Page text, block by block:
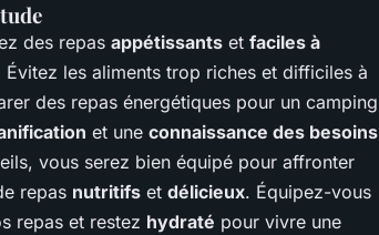
des repas appétissants et faciles à
les aliments trop riches et difficiles à
des repas énergétiques pour un camping
et une connaissance des besoins
vous serez bien équipé pour affronter
repas nutritifs et délicieux. Équipez-vous
repas et restez hydraté pour vivre une